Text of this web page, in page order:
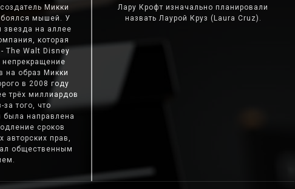
Микки
боялся мышей. У
звезда на аллее
которая
The Walt Disney
непрекращение
на образ Микки
в 2008 году
трёх миллиардов
того, что
была направлена
сроков
авторских прав,
общественным
Лару Крофт изначально планировали
назвать Лаурой Круз (Laura Cruz).